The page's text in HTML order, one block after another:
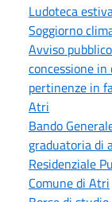
Ludoteca
Soggiorno
Avviso
concessione
pertinenze in
Atri
Bando
graduatoria di
Residenziale
Comune di Atri